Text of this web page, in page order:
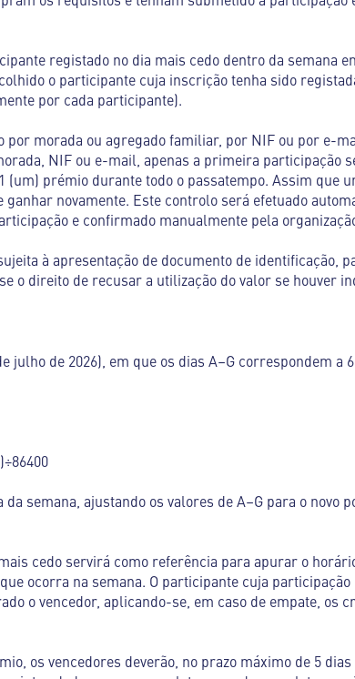
registado no dia mais cedo dentro da semana
o participante cuja inscrição tenha sido
por cada participante).
por morada ou agregado familiar, por NIF ou por e-
NIF ou e-mail, apenas a primeira participação
(um) prémio durante todo o passatempo. Assim que
novamente. Este controlo será efetuado
e confirmado manualmente pela
à apresentação de documento de identificação,
o direito de recusar a utilização do valor se houver
julho de 2026), em que os dias A–G correspondem a
semana, ajustando os valores de A–G para o novo
cedo servirá como referência para apurar o
ocorra na semana. O participante cuja
o vencedor, aplicando-se, em caso de empate, os
os vencedores deverão, no prazo máximo de 5